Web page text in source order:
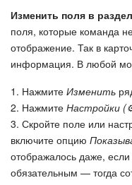
Центр продаж
Аналитика
BI Конструктор
Автоматизация
Интеграция 1С
Изменить поля в
поля, которые команда
отображение. Так в
информация. В любой
1. Нажмите Изменить
2. Нажмите Настройки
3. Скройте поле или
включите опцию
отображалось даже,
обязательным — тогда